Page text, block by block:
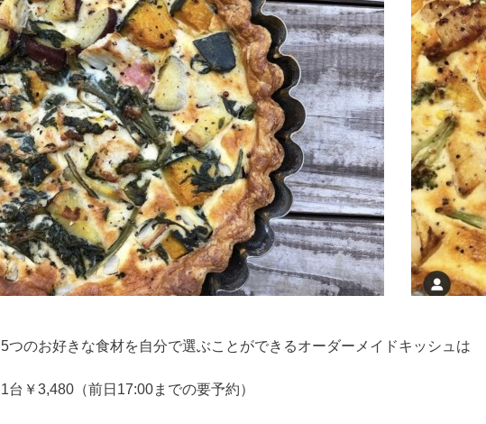
5つのお好きな食材を自分で選ぶことができるオーダーメイドキッシュは
1台￥3,480（前日17:00までの要予約）